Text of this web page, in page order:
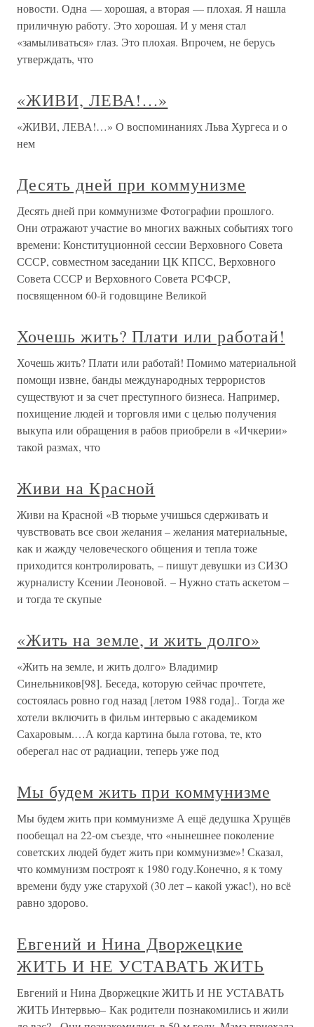
новости. Одна — хорошая, а вторая — плохая. Я нашла
приличную работу. Это хорошая. И у меня стал
«замыливаться» глаз. Это плохая. Впрочем, не берусь
утверждать, что
«ЖИВИ, ЛЕВА!…»
«ЖИВИ, ЛЕВА!…» О воспоминаниях Льва Хургеса и о
нем
Десять дней при коммунизме
Десять дней при коммунизме Фотографии прошлого.
Они отражают участие во многих важных событиях того
времени: Конституционной сессии Верховного Совета
СССР, совместном заседании ЦК КПСС, Верховного
Совета СССР и Верховного Совета РСФСР,
посвященном 60-й годовщине Великой
Хочешь жить? Плати или работай!
Хочешь жить? Плати или работай! Помимо материальной
помощи извне, банды международных террористов
существуют и за счет преступного бизнеса. Например,
похищение людей и торговля ими с целью получения
выкупа или обращения в рабов приобрели в «Ичкерии»
такой размах, что
Живи на Красной
Живи на Красной «В тюрьме учишься сдерживать и
чувствовать все свои желания – желания материальные,
как и жажду человеческого общения и тепла тоже
приходится контролировать, – пишут девушки из СИЗО
журналисту Ксении Леоновой. – Нужно стать аскетом –
и тогда те скупые
«Жить на земле, и жить долго»
«Жить на земле, и жить долго» Владимир
Синельников[98]. Беседа, которую сейчас прочтете,
состоялась ровно год назад [летом 1988 года].. Тогда же
хотели включить в фильм интервью с академиком
Сахаровым.…А когда картина была готова, те, кто
оберегал нас от радиации, теперь уже под
Мы будем жить при коммунизме
Мы будем жить при коммунизме А ещё дедушка Хрущёв
пообещал на 22-ом съезде, что «нынешнее поколение
советских людей будет жить при коммунизме»! Сказал,
что коммунизм построят к 1980 году.Конечно, я к тому
времени буду уже старухой (30 лет – какой ужас!), но всё
равно здорово.
Евгений и Нина Дворжецкие
ЖИТЬ И НЕ УСТАВАТЬ ЖИТЬ
Евгений и Нина Дворжецкие ЖИТЬ И НЕ УСТАВАТЬ
ЖИТЬ Интервью– Как родители познакомились и жили